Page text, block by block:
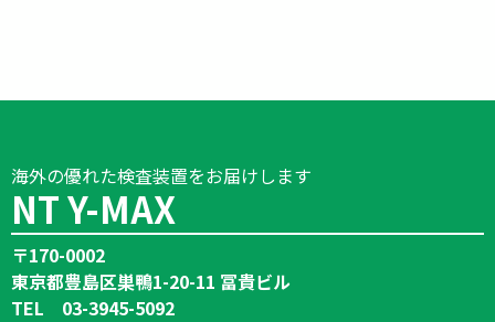
海外の優れた検査装置をお届けします
NT Y-MAX
〒170-0002
東京都豊島区巣鴨1-20-11 冨貴ビル
TEL 03-3945-5092